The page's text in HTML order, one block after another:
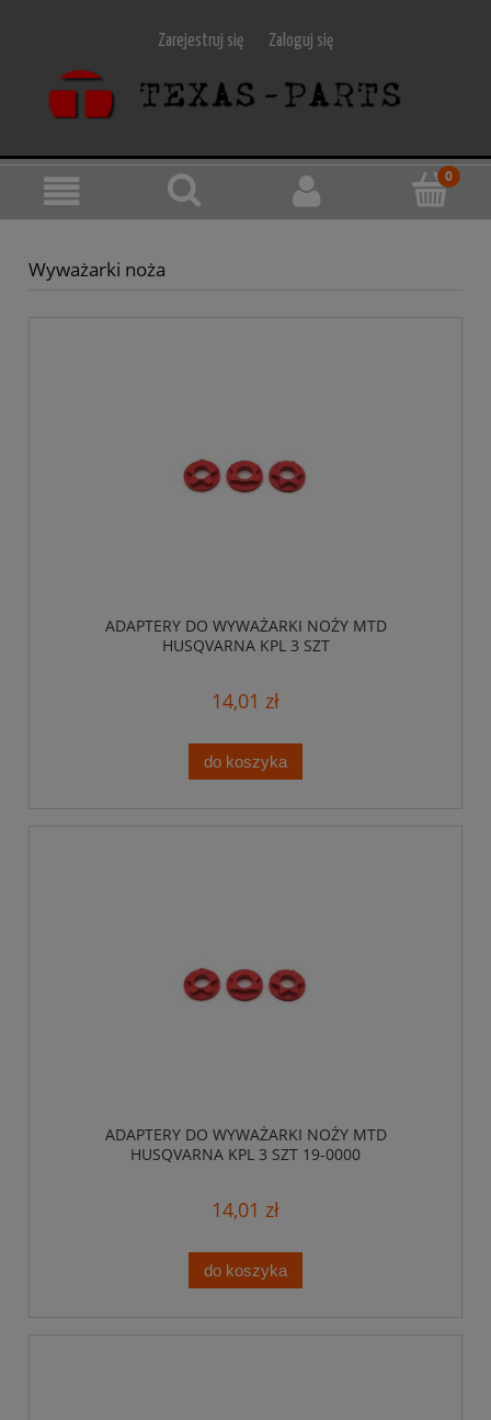
Zarejestruj się Zaloguj się
Wyważarki noża
ADAPTERY DO WYWAŻARKI NOŻY MTD
HUSQVARNA KPL 3 SZT
14,01 zł
do koszyka
ADAPTERY DO WYWAŻARKI NOŻY MTD
HUSQVARNA KPL 3 SZT 19-0000
14,01 zł
do koszyka